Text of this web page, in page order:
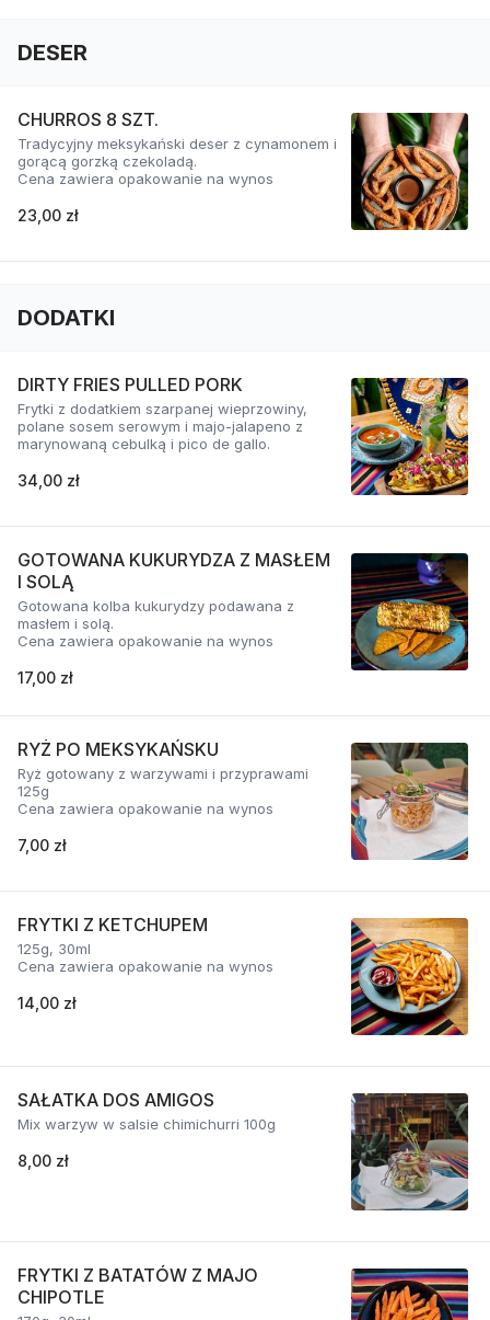
DESER
CHURROS 8 SZT.
Tradycyjny meksykański deser z cynamonem i
gorącą gorzką czekoladą.
Cena zawiera opakowanie na wynos
23,00 zł
DODATKI
DIRTY FRIES PULLED PORK
Frytki z dodatkiem szarpanej wieprzowiny,
polane sosem serowym i majo-jalapeno z
marynowaną cebulką i pico de gallo.
34,00 zł
GOTOWANA KUKURYDZA Z MASŁEM
I SOLĄ
Gotowana kolba kukurydzy podawana z
masłem i solą.
Cena zawiera opakowanie na wynos
17,00 zł
RYŻ PO MEKSYKAŃSKU
Ryż gotowany z warzywami i przyprawami
125g
Cena zawiera opakowanie na wynos
7,00 zł
FRYTKI Z KETCHUPEM
125g, 30ml
Cena zawiera opakowanie na wynos
14,00 zł
SAŁATKA DOS AMIGOS
Mix warzyw w salsie chimichurri 100g
8,00 zł
FRYTKI Z BATATÓW Z MAJO
CHIPOTLE